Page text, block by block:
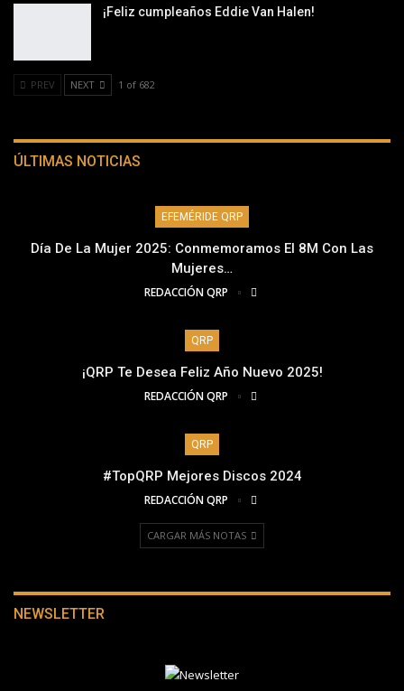
¡Feliz cumpleaños Eddie Van Halen!
PREV NEXT 1 of 682
ÚLTIMAS NOTICIAS
EFEMÉRIDE QRP
Día De La Mujer 2025: Conmemoramos El 8M Con Las
Mujeres…
REDACCIÓN QRP
QRP
¡QRP Te Desea Feliz Año Nuevo 2025!
REDACCIÓN QRP
QRP
#TopQRP Mejores Discos 2024
REDACCIÓN QRP
CARGAR MÁS NOTAS
NEWSLETTER